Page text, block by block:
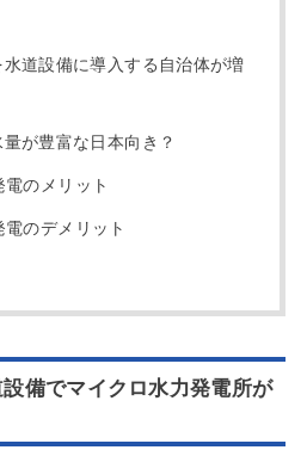
道設備に導入する自治体が増
が豊富な日本向き？
のメリット
のデメリット
備でマイクロ水力発電所が